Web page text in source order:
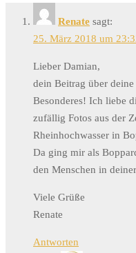
Renate sagt:
25. März 2018 um
Lieber Damian,
dein Beitrag über
Besonderes! Ich liebe
zufällig Fotos aus der
Rheinhochwasser in
Da ging mir als
den Menschen in
Viele Grüße
Renate
Antworten